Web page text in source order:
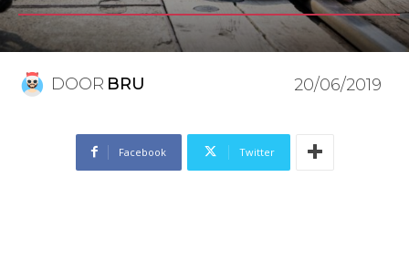
DOOR BRU 20/06/2019
Facebook Twitter